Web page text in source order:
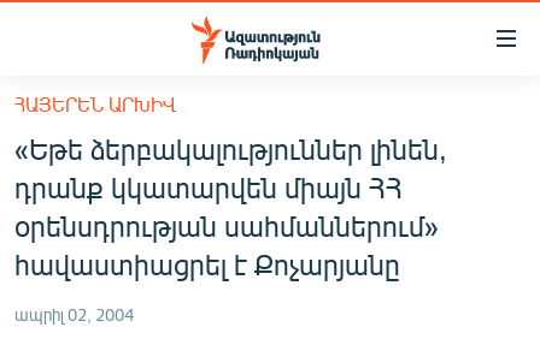
Մատչելիության
հիմնական
բովանդակությանը
հիմնական
մենյուին
Որոնում
ՀԱՅԱՍՏԱՆ
ՔԱՂԱՔԱԿԱՆ
ԸՆՏՐՈՒԹՅՈՒՆՆԵՐ 2026
ՀԱՅԵՐԵՆ ԱՐԽԻՎ
«Եթե ձերբակալություններ լինեն,
դրանք կկատարվեն միայն ՀՀ
օրենսդրության սահմաններում»
հավաստիացրել է Քոչարյանը
ապրիլ 02, 2004